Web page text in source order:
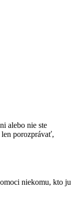
alebo nie ste
porozprávať,
niekomu, kto ju